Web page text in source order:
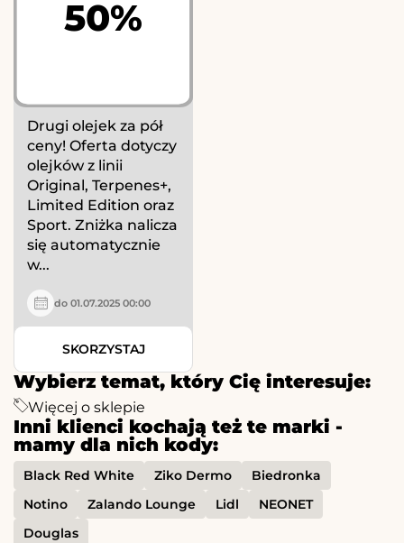
Wybierz temat, który Cię interesuje:
Więcej o sklepie
Inni klienci kochają też te marki -
mamy dla nich kody:
Black Red White Ziko Dermo
Biedronka
Notino
Zalando Lounge Lidl
NEONET
Douglas
50%
Drugi olejek za pół
ceny! Oferta dotyczy
olejków z linii
Original, Terpenes+,
Limited Edition oraz
Sport. Zniżka nalicza
się automatycznie
w...
do 01.07.2025 00:00
SKORZYSTAJ